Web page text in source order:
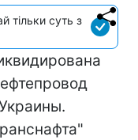
тільки суть з